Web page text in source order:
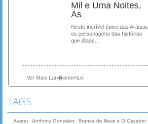
Mil e Uma Noites,
As
Neste incrível épico das Arábias,
os personagens das histórias
que j&aac...
Ver Mais Lan�amentos
TAGS
Avatar Anthony Gonzalez Branca de Neve e O Caçador